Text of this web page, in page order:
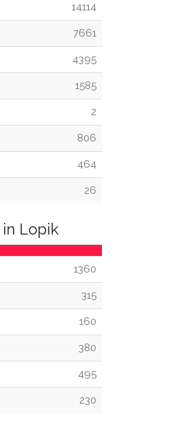
14114
7661
4395
1585
2
806
464
26
Lopik
1360
315
160
380
495
230